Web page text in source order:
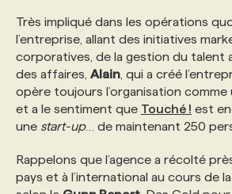
PROGRAMMES DE
FAQ
ANNONCEZ AVEC NOUS
Très impliqué dans les opérations
l’entreprise, allant des initiatives
corporatives, de la gestion du talent
des affaires, Alain , qui a créé
opère toujours l’organisation
et a le sentiment que Touché ! est
une start-up… de maintenant 250
Rappelons que l’agence a récolté
pays et à l’international au cours de